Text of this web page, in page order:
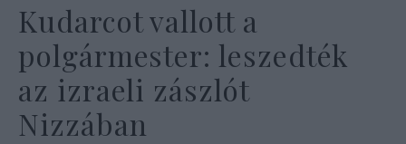
Kudarcot vallott a
polgármester: leszedték
az izraeli zászlót
Nizzában